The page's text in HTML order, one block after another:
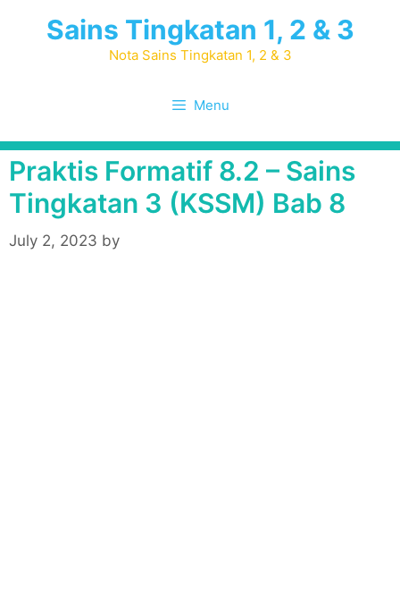
Sains Tingkatan 1, 2 & 3
Nota Sains Tingkatan 1, 2 & 3
Menu
Praktis Formatif 8.2 – Sains
Tingkatan 3 (KSSM) Bab 8
July 2, 2023 by